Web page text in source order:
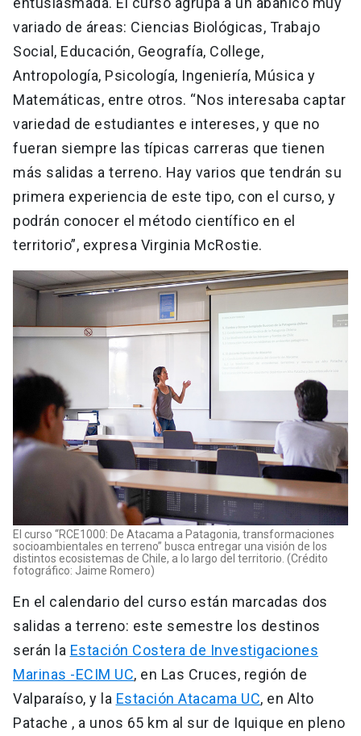
variado de áreas: Ciencias Biológicas, Trabajo
Social, Educación, Geografía, College,
Antropología, Psicología, Ingeniería, Música y
Matemáticas, entre otros. “Nos interesaba captar
variedad de estudiantes e intereses, y que no
fueran siempre las típicas carreras que tienen
más salidas a terreno. Hay varios que tendrán su
primera experiencia de este tipo, con el curso, y
podrán conocer el método científico en el
territorio”, expresa Virginia McRostie.
El curso “RCE1000: De Atacama a Patagonia, transformaciones
socioambientales en terreno” busca entregar una visión de los
distintos ecosistemas de Chile, a lo largo del territorio. (Crédito
fotográfico: Jaime Romero)
En el calendario del curso están marcadas dos
salidas a terreno: este semestre los destinos
serán la Estación Costera de Investigaciones
Marinas -ECIM UC, en Las Cruces, región de
Valparaíso, y la Estación Atacama UC, en Alto
Patache , a unos 65 km al sur de Iquique en pleno